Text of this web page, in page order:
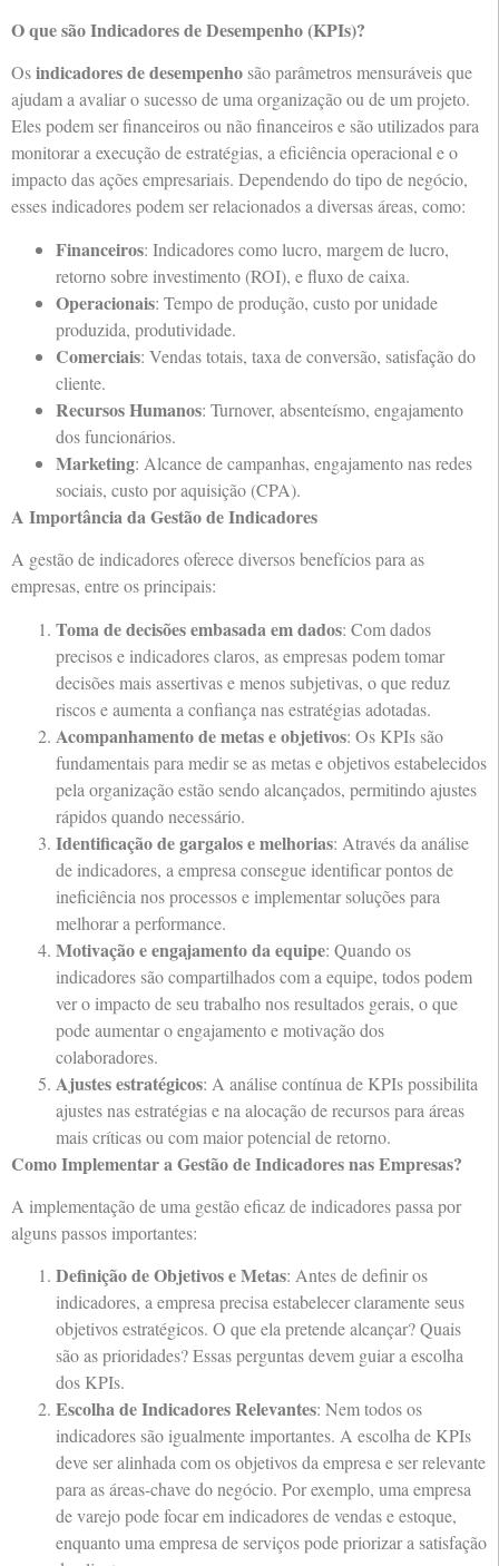
O que são Indicadores de Desempenho (KPIs)?
Osindicadores de desempenho são parâmetros mensuráveis que
ajudam a avaliar o sucesso de uma organização ou de um projeto.
Eles podem ser financeiros ou não financeiros e são utilizados para
monitorar a execução de estratégias, a eficiência operacional e o
impacto das ações empresariais. Dependendo do tipo de negócio,
esses indicadores podem ser relacionados a diversas áreas, como:
Financeiros: Indicadores como lucro, margem de lucro,
retorno sobre investimento (ROI), e fluxo de caixa.
Operacionais: Tempo de produção, custo por unidade
produzida, produtividade.
Comerciais: Vendas totais, taxa de conversão, satisfação do
cliente.
Recursos Humanos: Turnover, absenteísmo, engajamento
dos funcionários.
Marketing: Alcance de campanhas, engajamento nas redes
sociais, custo por aquisição (CPA).
A Importância da Gestão de Indicadores
A gestão de indicadores oferece diversos benefícios para as
empresas, entre os principais:
Toma de decisões embasada em dados: Com dados
precisos e indicadores claros, as empresas podem tomar
decisões mais assertivas e menos subjetivas, o que reduz
riscos e aumenta a confiança nas estratégias adotadas.
Acompanhamento de metas e objetivos: Os KPIs são
fundamentais para medir se as metas e objetivos estabelecidos
pela organização estão sendo alcançados, permitindo ajustes
rápidos quando necessário.
Identificação de gargalos e melhorias: Através da análise
de indicadores, a empresa consegue identificar pontos de
ineficiência nos processos e implementar soluções para
melhorar a performance.
Motivação e engajamento da equipe: Quando os
indicadores são compartilhados com a equipe, todos podem
ver o impacto de seu trabalho nos resultados gerais, o que
pode aumentar o engajamento e motivação dos
colaboradores.
Ajustes estratégicos: A análise contínua de KPIs possibilita
ajustes nas estratégias e na alocação de recursos para áreas
mais críticas ou com maior potencial de retorno.
Como Implementar a Gestão de Indicadores nas Empresas?
A implementação de uma gestão eficaz de indicadores passa por
alguns passos importantes:
Definição de Objetivos e Metas: Antes de definir os
indicadores, a empresa precisa estabelecer claramente seus
objetivos estratégicos. O que ela pretende alcançar? Quais
são as prioridades? Essas perguntas devem guiar a escolha
dos KPIs.
Escolha de Indicadores Relevantes: Nem todos os
indicadores são igualmente importantes. A escolha de KPIs
deve ser alinhada com os objetivos da empresa e ser relevante
para as áreas-chave do negócio. Por exemplo, uma empresa
de varejo pode focar em indicadores de vendas e estoque,
enquanto uma empresa de serviços pode priorizar a satisfação